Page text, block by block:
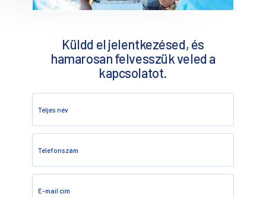
Küldd el jelentkezésed, és
hamarosan felvesszük veled a
kapcsolatot.
Teljes név
Telefonszám
E-mail cím